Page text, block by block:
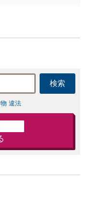
検索
違法